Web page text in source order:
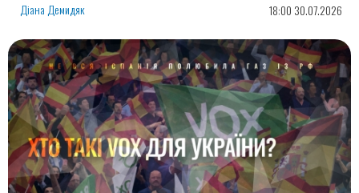
Діана Демидяк 18:00 30.07.2026